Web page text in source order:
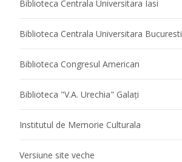
Biblioteca Centrala Universitara Iasi
Biblioteca Centrala Universitara Bucuresti
Biblioteca Congresul American
Biblioteca "V.A. Urechia" Galaţi
Institutul de Memorie Culturala
Versiune site veche